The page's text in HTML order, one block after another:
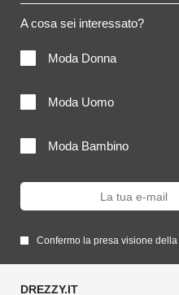
A cosa sei interessato?
Moda Donna
Moda Uomo
Moda Bambino
Confermo la presa visione della